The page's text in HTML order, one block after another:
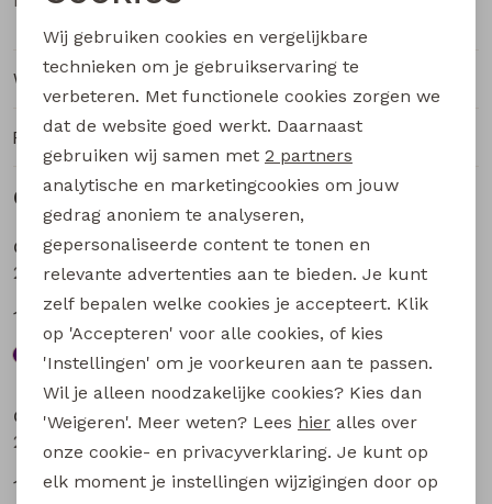
Winkelvoorraad
Ruilen en retourneren
Gerelateerde producten
City Life
211571A-01* W20016 dames T-shirt km aubergine
13,49
17,99
City Life
13,49
17,99
Sale
City Life
13,49
17,99
City Life
12,74 16,99
Noodzakelijke cookies
Analytische cookies
Marketing cookies
Wij gebruiken cookies en vergelijkbare
technieken om je gebruikservaring te
verbeteren. Met functionele cookies zorgen we
dat de website goed werkt. Daarnaast
gebruiken wij samen met 2 partners
analytische en marketingcookies om jouw
gedrag anoniem te analyseren,
gepersonaliseerde content te tonen en
relevante advertenties aan te bieden. Je kunt
zelf bepalen welke cookies je accepteert. Klik
op 'Accepteren' voor alle cookies, of kies
'Instellingen' om je voorkeuren aan te passen.
Wil je alleen noodzakelijke cookies? Kies dan
'Weigeren'. Meer weten? Lees hier alles over
onze cookie- en privacyverklaring. Je kunt op
elk moment je instellingen wijzigingen door op